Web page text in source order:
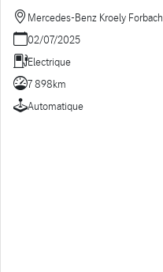
Mercedes-Benz Kroely Forbach
02/07/2025
Electrique
7 898km
Automatique